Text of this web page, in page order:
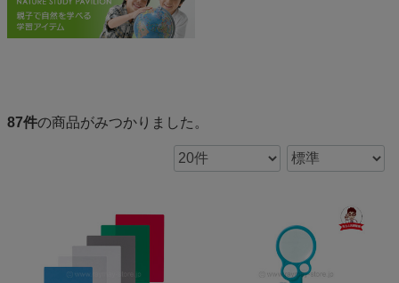
87件の商品がみつかりました。